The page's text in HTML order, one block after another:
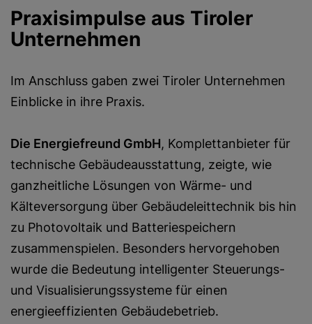
Praxisimpulse aus Tiroler
Unternehmen
Im Anschluss gaben zwei Tiroler Unternehmen
Einblicke in ihre Praxis.
Die Energiefreund GmbH, Komplettanbieter für
technische Gebäudeausstattung, zeigte, wie
ganzheitliche Lösungen von Wärme- und
Kälteversorgung über Gebäudeleittechnik bis hin
zu Photovoltaik und Batteriespeichern
zusammenspielen. Besonders hervorgehoben
wurde die Bedeutung intelligenter Steuerungs-
und Visualisierungssysteme für einen
energieeffizienten Gebäudebetrieb.